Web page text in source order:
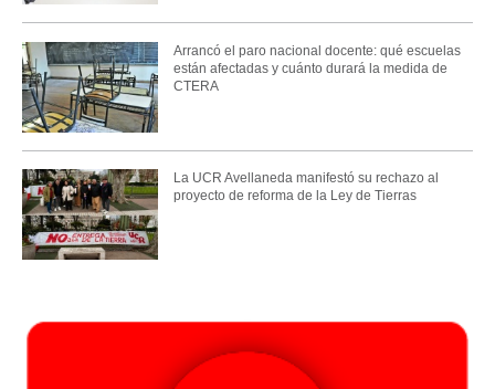
Arrancó el paro nacional docente: qué escuelas
están afectadas y cuánto durará la medida de
CTERA
La UCR Avellaneda manifestó su rechazo al
proyecto de reforma de la Ley de Tierras